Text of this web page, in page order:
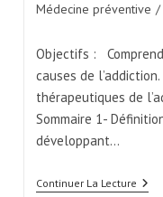
Médecine préventive /
Objectifs :
causes de
thérapeutiques de
Sommaire 1-
développant…
Continuer La Lecture